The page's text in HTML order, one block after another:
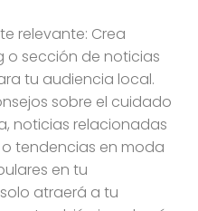
relevante: Crea
o sección de noticias
tu audiencia local.
sobre el cuidado
noticias relacionadas
tendencias en moda
en tu
atraerá a tu